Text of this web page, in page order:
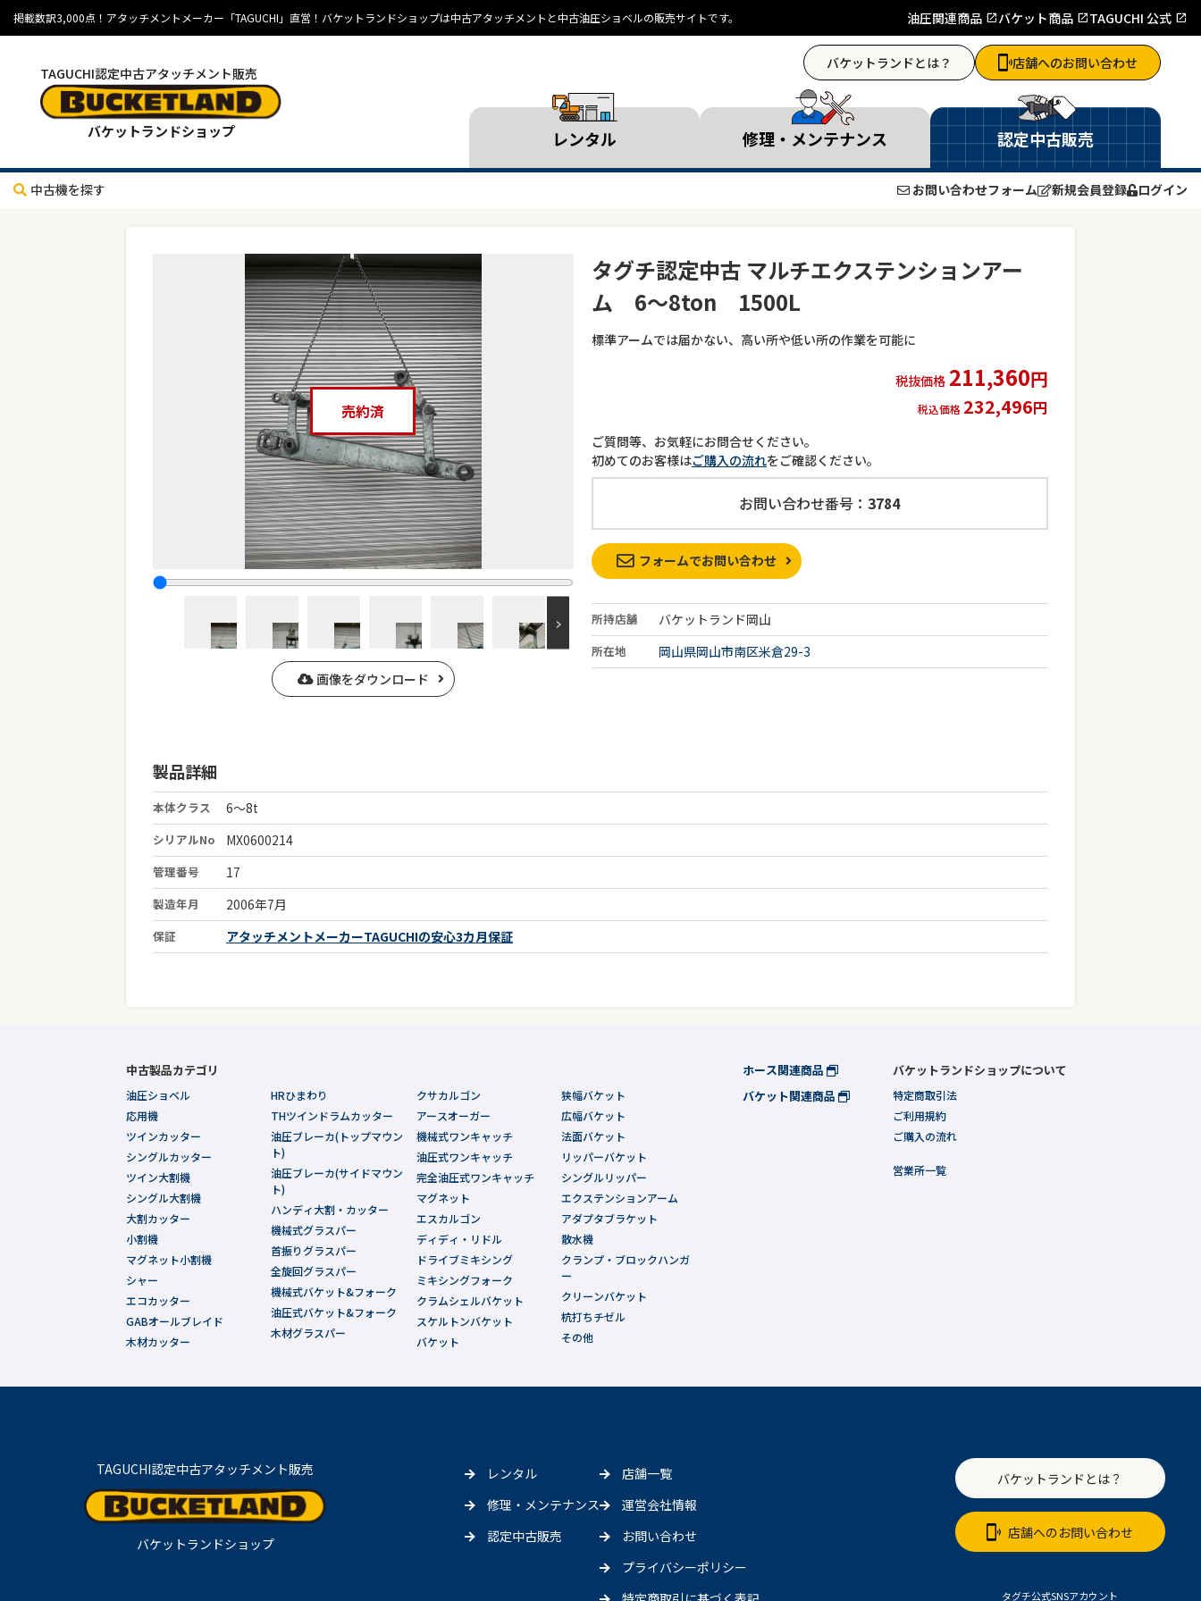
掲載数訳3,000点！アタッチメントメーカー「TAGUCHI」直営！バケットランドショップは中古アタッチメントと中古油圧ショベルの販売サイトです。 油圧関連商品 バケット商品 TAGUCHI 公式
TAGUCHI認定中古アタッチメント販売
バケットランドショップ
バケットランドとは？ 店舗へのお問い合わせ
レンタル 修理・メンテナンス 認定中古販売
中古機を探す お問い合わせフォーム 新規会員登録 ログイン
タグチ認定中古 マルチエクステンションアー
ム 6～8ton 1500L
標準アームでは届かない、高い所や低い所の作業を可能に
税抜価格 211,360円
税込価格 232,496円
売約済
画像をダウンロード
ご質問等、お気軽にお問合せください。
初めてのお客様はご購入の流れをご確認ください。
お問い合わせ番号：3784
フォームでお問い合わせ
所持店舗 バケットランド岡山
所在地 岡山県岡山市南区米倉29-3
製品詳細
本体クラス 6～8t
シリアルNo MX0600214
管理番号 17
製造年月 2006年7月
保証 アタッチメントメーカーTAGUCHIの安心3カ月保証
中古製品カテゴリ
油圧ショベル
応用機
ツインカッター
シングルカッター
ツイン大割機
シングル大割機
大割カッター
小割機
マグネット小割機
シャー
エコカッター
GABオールブレイド
木材カッター
HRひまわり
THツインドラムカッター
油圧ブレーカ(トップマウン
ト)
油圧ブレーカ(サイドマウン
ト)
ハンディ大割・カッター
機械式グラスパー
首振りグラスパー
全旋回グラスパー
機械式バケット&フォーク
油圧式バケット&フォーク
木材グラスパー
クサカルゴン
アースオーガー
機械式ワンキャッチ
油圧式ワンキャッチ
完全油圧式ワンキャッチ
マグネット
エスカルゴン
ディディ・リドル
ドライブミキシング
ミキシングフォーク
クラムシェルバケット
スケルトンバケット
バケット
狭幅バケット
広幅バケット
法面バケット
リッパーバケット
シングルリッパー
エクステンションアーム
アダプタブラケット
散水機
クランプ・ブロックハンガ
ー
クリーンバケット
杭打ちチゼル
その他
ホース関連商品
バケット関連商品
バケットランドショップについて
特定商取引法
ご利用規約
ご購入の流れ
営業所一覧
TAGUCHI認定中古アタッチメント販売
バケットランドショップ
レンタル
修理・メンテナンス
認定中古販売
店舗一覧
運営会社情報
お問い合わせ
プライバシーポリシー
バケットランドとは？
店舗へのお問い合わせ
タグチ公式SNSアカウント